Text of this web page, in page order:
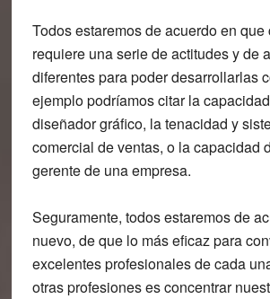
Todos estaremos de acuerdo en
requiere una serie de actitudes y de
diferentes para poder desarrollarlas
ejemplo podríamos citar la
diseñador gráfico, la tenacidad y
comercial de ventas, o la capacidad
gerente de una empresa.
Seguramente, todos estaremos de
nuevo, de que lo más eficaz para
excelentes profesionales de cada
otras profesiones es concentrar